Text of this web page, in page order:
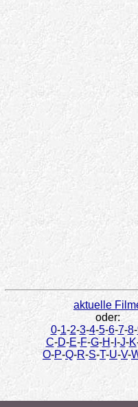
aktuelle
oder:
0-1-2-3-4-5-6-7-8-
C-D-E-F-G-H-I -J-K
O-P-Q-R-S-T-U-V-